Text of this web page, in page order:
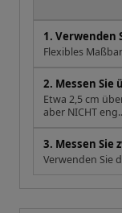
1. Verwenden
Flexibles
2. Messen Sie
Etwa 2,5 cm
aber NICHT eng..
3. Messen Sie
Verwenden Sie